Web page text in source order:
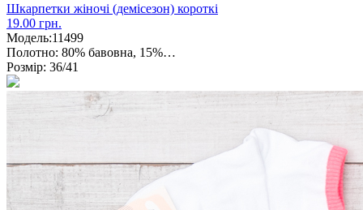
Шкарпетки жіночі (демісезон) короткі
19.00 грн.
Модель:11499
Полотно: 80% бавовна, 15%…
Розмір: 36/41